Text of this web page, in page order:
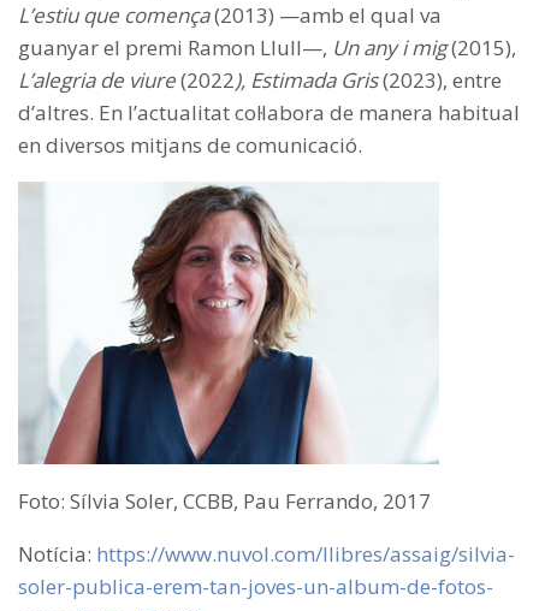
L’estiu que comença(2013) —amb el qual va
guanyar el premi Ramon Llull—, Un any i mig(2015),
L’alegria de viure(2022), Estimada Gris(2023), entre
d’altres. En l’actualitat col·labora de manera habitual
en diversos mitjans de comunicació.
Foto: Sílvia Soler, CCBB, Pau Ferrando, 2017
Notícia: https://www.nuvol.com/llibres/assaig/silvia-
soler-publica-erem-tan-joves-un-album-de-fotos-